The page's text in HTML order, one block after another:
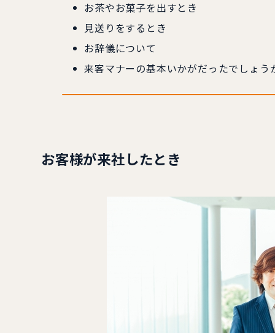
お茶やお菓子を出すとき
見送りをするとき
お辞儀について
来客マナーの基本いかがだったでしょう
お客様が来社したとき